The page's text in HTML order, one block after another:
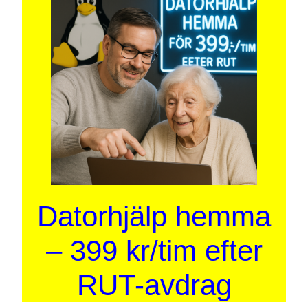
Datorhjälp hemma
– 399 kr/tim efter
RUT-avdrag